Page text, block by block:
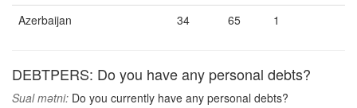
Azerbaijan
34 65 1
DEBTPERS: Do you have any personal debts?
Sual mətni: Do you currently have any personal debts?